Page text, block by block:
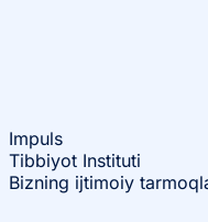
Impuls
Tibbiyot Instituti
Bizning ijtimoiy